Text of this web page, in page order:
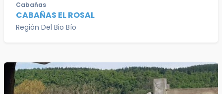
Cabañas
CABAÑAS EL ROSAL
Región Del Bio Bío